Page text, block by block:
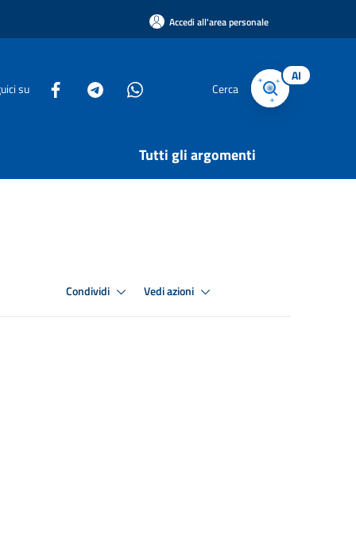
Accedi all'area personale
su Cerca
AI
Tutti gli argomenti
Condividi Vedi azioni